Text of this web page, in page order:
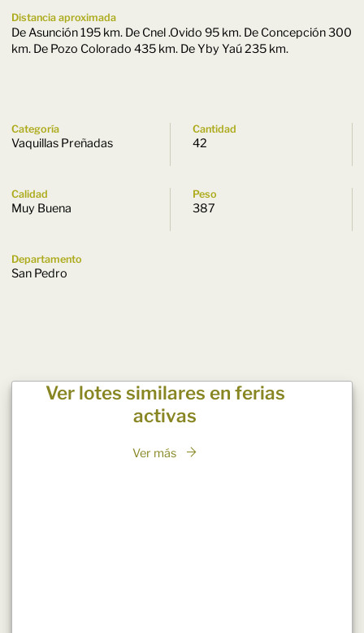
Distancia aproximada
De Asunción 195 km. De Cnel .Ovido 95 km. De Concepción 300
km. De Pozo Colorado 435 km. De Yby Yaú 235 km.
Categoría
Vaquillas Preñadas
Cantidad
42
Calidad
Muy Buena
Peso
387
Departamento
San Pedro
Ver lotes similares en ferias
activas
Ver más